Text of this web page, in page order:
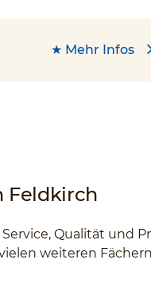
★ Mehr Infos
Feldkirch
Service, Qualität und
weiteren Fächern